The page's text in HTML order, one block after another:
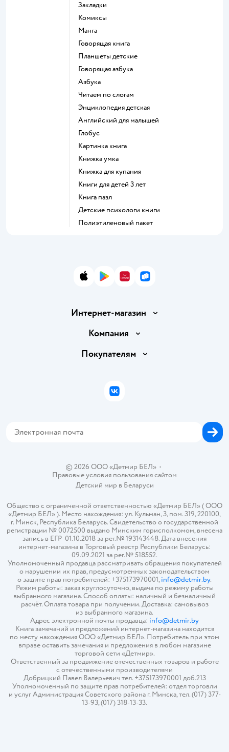
закладки
комиксы
манга
говорящая книга
Планшеты детские
говорящая азбука
азбука
читаем по слогам
энциклопедия детская
английский для малышей
глобус
картинка книга
книжка умка
книжка для купания
книги для детей 3 лет
книга пазл
детские психологи книги
полиэтиленовый пакет
App StoreGoogle Play
AppGallery
RuStore
Интернет-магазин
Доставка и оплата
Правила продажи
Политика использования файлов cookie
Компания
Вакансии
Покупателям
Бонусные карты
© 2026 ООО «Детмир БЕЛ»•
Правовые условия пользования сайтом
Детский мир в Беларуси
Общество с ограниченной ответственностью «Детмир БЕЛ» ( ООО
«Детмир БЕЛ» ). Место нахождения: ул. Кульман, 3, пом. 319, 220100,
г. Минск, Республика Беларусь. Свидетельство о государственной
регистрации № 0072500 выдано Минским горисполкомом, внесена
запись в ЕГР 01.10.2018 за рег.№ 193143448. Дата внесения
интернет-магазина в Торговый реестр Республики Беларусь:
09.09.2021 за рег.№ 518552.
Уполномоченный продавца рассматривать обращения покупателей
о нарушении их прав, предусмотренных законодательством
о защите прав потребителей: +375173970001,info@detmir.by.
Режим работы: заказ круглосуточно, выдача по режиму работы
выбранного магазина. Способ оплаты: наличный и безналичный
расчёт. Оплата товара при получении. Доставка: самовывоз
из выбранного магазина.
Адрес электронной почты продавца: info@detmir.by
Книга замечаний и предложений интернет-магазина находится
по месту нахождения ООО «Детмир БЕЛ». Потребитель при этом
вправе оставить замечания и предложения в любом магазине
торговой сети «Детмир».
Ответственный за продвижение отечественных товаров и работе
с отечественными производителями
Добрицкий Павел Валерьевич тел. +375173970001 доб.213
Уполномоченный по защите прав потребителей: отдел торговли
и услуг Администрация Советского района г. Минска, тел. (017) 377-
13-93, (017) 318-13-33.
ВКонтакте